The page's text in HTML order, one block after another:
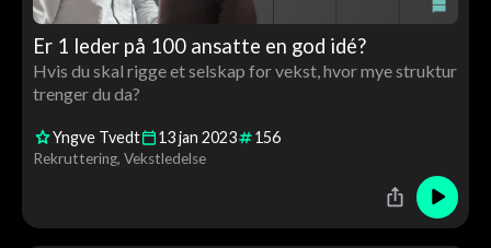
Er 1 leder på 100 ansatte en god idé?
Hvis du skal rigge et selskap for vekst, hvor mye struktur
trenger du da?
Yngve Tvedt 13jan 2023 156
Rekruttering Vekstledelse